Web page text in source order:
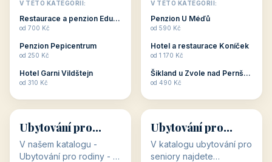
dovolenou přímo
souvisejí. Aktivní
odpočinek jso...
V TÉTO KATEGORII:
Restaurace a penzion Eduard
od 700 Kč
Penzion Pepicentrum
od 250 Kč
Hotel Garni Vildštejn
od 310 Kč
cenově dostupné
ubytování v ČR. Budete
c...
V TÉTO KATEGORII:
Penzion U Méďů
od 590 Kč
Hotel a restaurace Koníček
od 1 170 Kč
Šikland u Zvole nad Pernštejnem
od 490 Kč
👨‍👩‍👧‍👦
👨‍👩‍👧‍👦
34 objektů
Ubytování pro
rodiny
V našem katalogu -
Ubytování pro rodiny -
🧓
🧓
33 objektů
Ubytování pro
seniory
V katalogu ubytování pro
seniory najdete